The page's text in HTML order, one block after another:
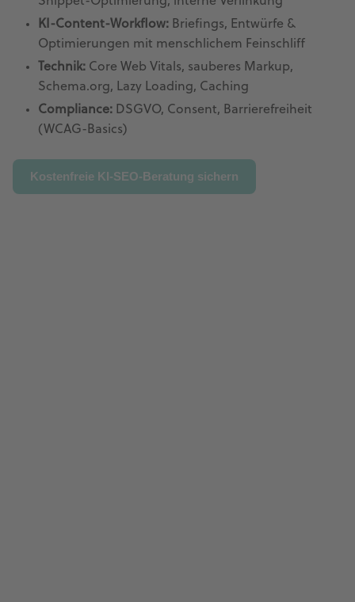
KI-Content-Workflow: Briefings, Entwürfe &
Optimierungen mit menschlichem Feinschliff
Technik: Core Web Vitals, sauberes Markup,
Schema.org, Lazy Loading, Caching
Compliance: DSGVO, Consent, Barrierefreiheit
(WCAG-Basics)
Kostenfreie KI-SEO-Beratung sichern